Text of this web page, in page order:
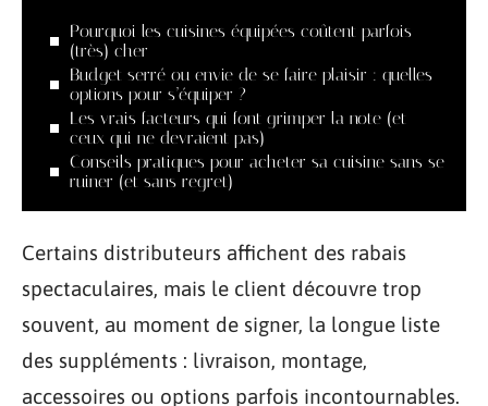
Pourquoi les cuisines équipées coûtent parfois
(très) cher
Budget serré ou envie de se faire plaisir : quelles
options pour s’équiper ?
Les vrais facteurs qui font grimper la note (et
ceux qui ne devraient pas)
Conseils pratiques pour acheter sa cuisine sans se
ruiner (et sans regret)
Certains distributeurs affichent des rabais
spectaculaires, mais le client découvre trop
souvent, au moment de signer, la longue liste
des suppléments : livraison, montage,
accessoires ou options parfois incontournables.